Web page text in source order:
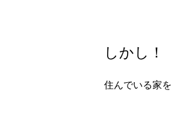
しかし！
住んでいる家を